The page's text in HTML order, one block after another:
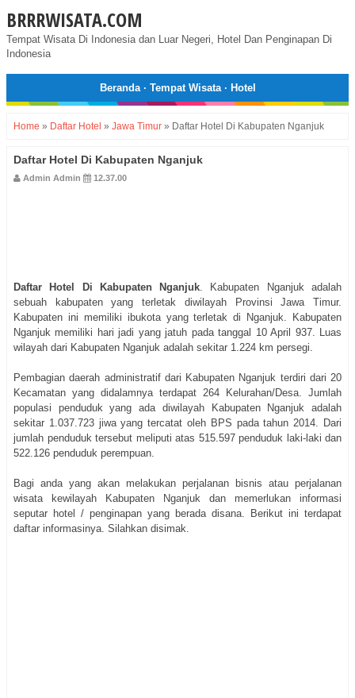
BRRRWISATA.COM
Tempat Wisata Di Indonesia dan Luar Negeri, Hotel Dan Penginapan Di
Indonesia
Beranda· Tempat Wisata· Hotel
Home » Daftar Hotel » Jawa Timur » Daftar Hotel Di Kabupaten Nganjuk
Daftar Hotel Di Kabupaten Nganjuk
Admin Admin 12.37.00
Daftar Hotel Di Kabupaten Nganjuk. Kabupaten Nganjuk adalah
sebuah kabupaten yang terletak diwilayah Provinsi Jawa Timur.
Kabupaten ini memiliki ibukota yang terletak di Nganjuk. Kabupaten
Nganjuk memiliki hari jadi yang jatuh pada tanggal 10 April 937. Luas
wilayah dari Kabupaten Nganjuk adalah sekitar 1.224 km persegi.
Pembagian daerah administratif dari Kabupaten Nganjuk terdiri dari 20
Kecamatan yang didalamnya terdapat 264 Kelurahan/Desa. Jumlah
populasi penduduk yang ada diwilayah Kabupaten Nganjuk adalah
sekitar 1.037.723 jiwa yang tercatat oleh BPS pada tahun 2014. Dari
jumlah penduduk tersebut meliputi atas 515.597 penduduk laki-laki dan
522.126 penduduk perempuan.
Bagi anda yang akan melakukan perjalanan bisnis atau perjalanan
wisata kewilayah Kabupaten Nganjuk dan memerlukan informasi
seputar hotel / penginapan yang berada disana. Berikut ini terdapat
daftar informasinya. Silahkan disimak.